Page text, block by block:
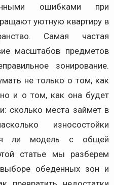
ошибками при
уютную квартиру в
Самая частая
масштабов предметов
зонирование.
не только о том, как
и о том, как она будет
сколько места займет в
износостойки
ли модель с общей
статье мы разберем
обеденных зон и